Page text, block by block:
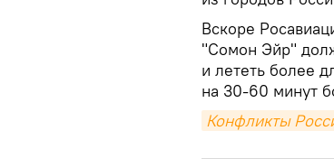
Вскоре
"Сомон Эйр"
и лететь более
на 30-60 минут
Конфликты